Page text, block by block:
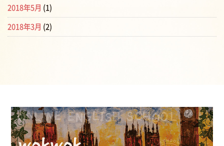
2018年5月 (1)
2018年3月 (2)